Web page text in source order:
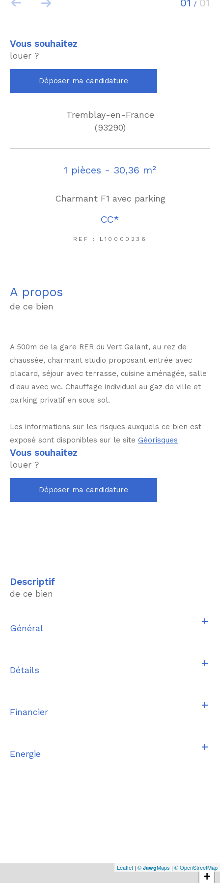
01 / 01
vous souhaitez
louer ?
Déposer ma candidature
Tremblay-en-France
(93290)
1 pièces - 30,36 m²
Charmant F1 avec parking
CC*
REF : L10000236
a propos
de ce bien
A 500m de la gare RER du Vert Galant, au rez de
chaussée, charmant studio proposant entrée avec
placard, séjour avec terrasse, cuisine aménagée, salle
d'eau avec wc. Chauffage individuel au gaz de ville et
parking privatif en sous sol.
Les informations sur les risques auxquels ce bien est
exposé sont disponibles sur le site Géorisques
vous souhaitez
louer ?
Déposer ma candidature
descriptif
de ce bien
Général
Détails
Financier
Energie
+
Leaflet | © JawgMaps | © OpenStreetMap